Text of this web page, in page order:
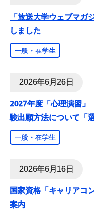
「放送大学ウェブマガ
しました
一般・在学生
2026年6月26日
2027年度「心理演習」
験出願方法について「
一般・在学生
2026年6月16日
国家資格「キャリアコ
案内